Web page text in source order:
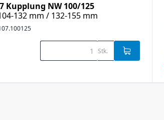
Kupplung NW 100/125
132 mm / 132-155 mm
Stk.